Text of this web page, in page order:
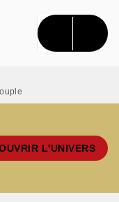
CONTENU
L'UNIVERS